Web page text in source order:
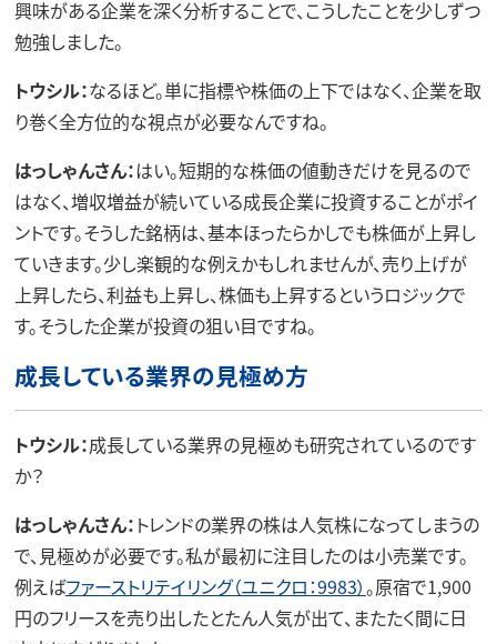
興味がある企業を深く分析することで、こうしたことを少しずつ
勉強しました。
トウシル：なるほど。単に指標や株価の上下ではなく、企業を取
り巻く全方位的な視点が必要なんですね。
はっしゃんさん：はい。短期的な株価の値動きだけを見るので
はなく、増収増益が続いている成長企業に投資することがポイ
ントです。そうした銘柄は、基本ほったらかしでも株価が上昇し
ていきます。少し楽観的な例えかもしれませんが、売り上げが
上昇したら、利益も上昇し、株価も上昇するというロジックで
す。そうした企業が投資の狙い目ですね。
成長している業界の見極め方
トウシル：成長している業界の見極めも研究されているのです
か？
はっしゃんさん： トレンドの業界の株は人気株になってしまうの
で、見極めが必要です。私が最初に注目したのは小売業です。
例えばファーストリテイリング（ユニクロ：9983）。原宿で1,900
円のフリースを売り出したとたん人気が出て、またたく間に日